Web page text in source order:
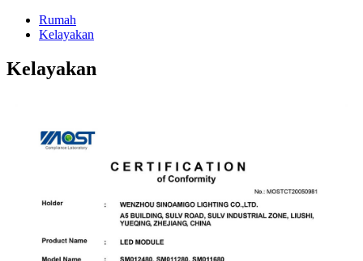
Rumah
Kelayakan
Kelayakan